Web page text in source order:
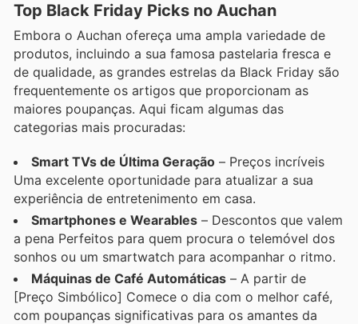
Top Black Friday Picks no Auchan
Embora o Auchan ofereça uma ampla variedade de
produtos, incluindo a sua famosa pastelaria fresca e
de qualidade, as grandes estrelas da Black Friday são
frequentemente os artigos que proporcionam as
maiores poupanças. Aqui ficam algumas das
categorias mais procuradas:
Smart TVs de Última Geração – Preços incríveis
Uma excelente oportunidade para atualizar a sua
experiência de entretenimento em casa.
Smartphones e Wearables – Descontos que valem
a pena Perfeitos para quem procura o telemóvel dos
sonhos ou um smartwatch para acompanhar o ritmo.
Máquinas de Café Automáticas – A partir de
[Preço Simbólico] Comece o dia com o melhor café,
com poupanças significativas para os amantes da